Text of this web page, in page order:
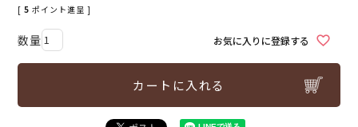
[ 5 ポイント進呈 ]
お気に入りに登録する
カートに入れる